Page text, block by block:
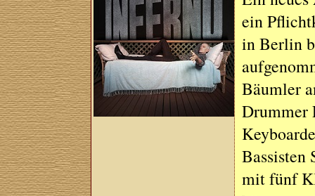
ein
in Berlin
Bäumler
Drummer
Bassisten
mit fünf